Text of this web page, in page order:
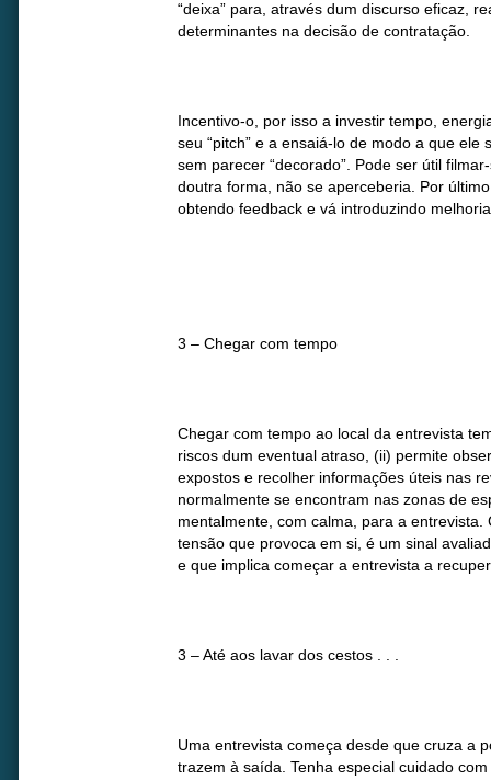
“deixa” para, através dum discurso eficaz,
determinantes na decisão de contratação.
Incentivo-o, por isso a investir tempo,
seu “pitch” e a ensaiá-lo de modo a que ele
sem parecer “decorado”. Pode ser útil
doutra forma, não se aperceberia. Por
obtendo feedback e vá introduzindo
3 – Chegar com tempo
Chegar com tempo ao local da entrevista
riscos dum eventual atraso, (ii) permite
expostos e recolher informações úteis nas
normalmente se encontram nas zonas de
mentalmente, com calma, para a
tensão que provoca em si, é um sinal
e que implica começar a entrevista a
3 – Até aos lavar dos cestos . . .
Uma entrevista começa desde que cruza a
trazem à saída. Tenha especial cuidado